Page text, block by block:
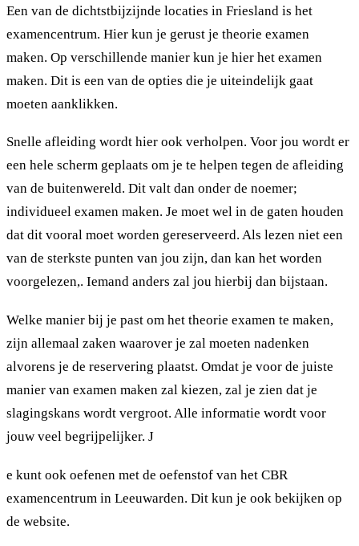
Een van de dichtstbijzijnde locaties in Friesland is het
examencentrum. Hier kun je gerust je theorie examen
maken. Op verschillende manier kun je hier het examen
maken. Dit is een van de opties die je uiteindelijk gaat
moeten aanklikken.
Snelle afleiding wordt hier ook verholpen. Voor jou wordt er
een hele scherm geplaats om je te helpen tegen de afleiding
van de buitenwereld. Dit valt dan onder de noemer;
individueel examen maken. Je moet wel in de gaten houden
dat dit vooral moet worden gereserveerd. Als lezen niet een
van de sterkste punten van jou zijn, dan kan het worden
voorgelezen,. Iemand anders zal jou hierbij dan bijstaan.
Welke manier bij je past om het theorie examen te maken,
zijn allemaal zaken waarover je zal moeten nadenken
alvorens je de reservering plaatst. Omdat je voor de juiste
manier van examen maken zal kiezen, zal je zien dat je
slagingskans wordt vergroot. Alle informatie wordt voor
jouw veel begrijpelijker. J
e kunt ook oefenen met de oefenstof van het CBR
examencentrum in Leeuwarden. Dit kun je ook bekijken op
de website.